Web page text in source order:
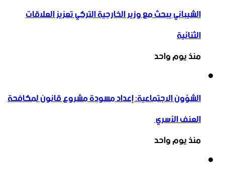
الشيباني يبحث مع وزير الخارجية التركي تعزيز العلاقات
الثنائية
منذ يوم واحد
الشؤون الاجتماعية: إعداد مسودة مشروع قانون لمكافحة
العنف الأسري ‏
منذ يوم واحد